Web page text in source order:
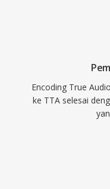
Encoding True
ke TTA selesai